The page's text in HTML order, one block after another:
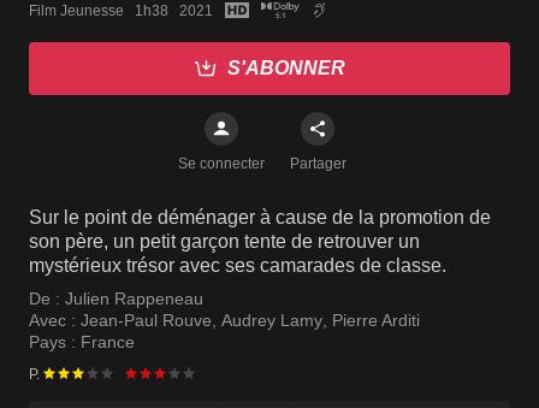
Film Jeunesse   1h38   2021
S'ABONNER
Se connecter Partager
Sur le point de déménager à cause de la promotion de
son père, un petit garçon tente de retrouver un
mystérieux trésor avec ses camarades de classe.
De : Julien Rappeneau
Avec : Jean-Paul Rouve, Audrey Lamy, Pierre Arditi
Pays : France
P.